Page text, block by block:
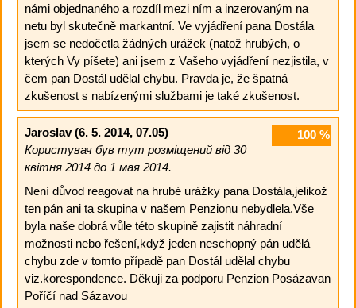
námi objednaného a rozdíl mezi ním a inzerovaným na
netu byl skutečně markantní. Ve vyjádření pana Dostála
jsem se nedočetla žádných urážek (natož hrubých, o
kterých Vy píšete) ani jsem z Vašeho vyjádření nezjistila, v
čem pan Dostál udělal chybu. Pravda je, že špatná
zkušenost s nabízenými službami je také zkušenost.
100%
Jaroslav(6. 5. 2014, 07.05)
Користувач був тут розміщений від 30
квітня 2014 до 1 мая 2014.
Není důvod reagovat na hrubé urážky pana Dostála,jelikož
ten pán ani ta skupina v našem Penzionu nebydlela.Vše
byla naše dobrá vůle této skupině zajistit náhradní
možnosti nebo řešení,když jeden neschopný pán udělá
chybu zde v tomto případě pan Dostál udělal chybu
viz.korespondence. Děkuji za podporu Penzion Posázavan
Poříčí nad Sázavou